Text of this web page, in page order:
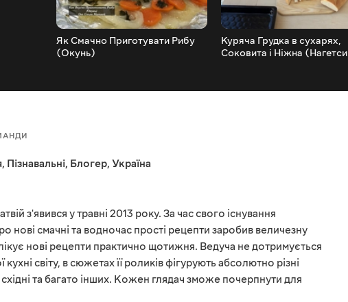
Як Смачно Приготувати Рибу
(Окунь)
Куряча Грудка в сухарях,
Соковита і Ніжна (Нагетси
, Пізнавальні, Блогер, Україна
з'явився у травні 2013 року. За час свого існування
нові смачні та водночас прості рецепти заробив величезну
нові рецепти практично щотижня. Ведуча не дотримується
кухні світу, в сюжетах її роликів фігурують абсолютно різні
та багато інших. Кожен глядач зможе почерпнути для